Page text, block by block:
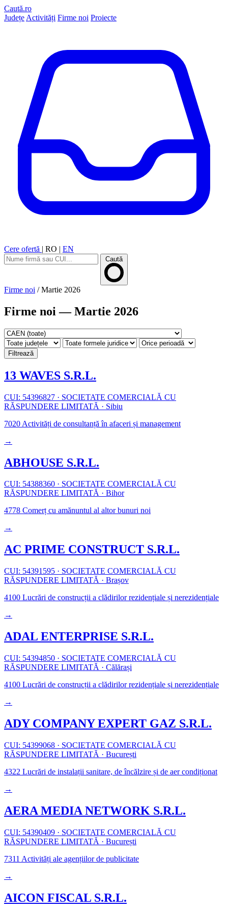
Caută.ro
Județe Activități Firme noi Proiecte
Cere ofertă | RO | EN
Caută
Firme noi / Martie 2026
Firme noi — Martie 2026
Filtrează
13 WAVES S.R.L.
CUI: 54396827 · SOCIETATE COMERCIALĂ CU
RĂSPUNDERE LIMITATĂ · Sibiu
7020 Activități de consultanță în afaceri și management
→
ABHOUSE S.R.L.
CUI: 54388360 · SOCIETATE COMERCIALĂ CU
RĂSPUNDERE LIMITATĂ · Bihor
4778 Comerț cu amănuntul al altor bunuri noi
→
AC PRIME CONSTRUCT S.R.L.
CUI: 54391595 · SOCIETATE COMERCIALĂ CU
RĂSPUNDERE LIMITATĂ · Brașov
4100 Lucrări de construcții a clădirilor rezidențiale și nerezidențiale
→
ADAL ENTERPRISE S.R.L.
CUI: 54394850 · SOCIETATE COMERCIALĂ CU
RĂSPUNDERE LIMITATĂ · Călărași
4100 Lucrări de construcții a clădirilor rezidențiale și nerezidențiale
→
ADY COMPANY EXPERT GAZ S.R.L.
CUI: 54399068 · SOCIETATE COMERCIALĂ CU
RĂSPUNDERE LIMITATĂ · București
4322 Lucrări de instalații sanitare, de încălzire și de aer condiționat
→
AERA MEDIA NETWORK S.R.L.
CUI: 54390409 · SOCIETATE COMERCIALĂ CU
RĂSPUNDERE LIMITATĂ · București
7311 Activități ale agențiilor de publicitate
→
AICON FISCAL S.R.L.